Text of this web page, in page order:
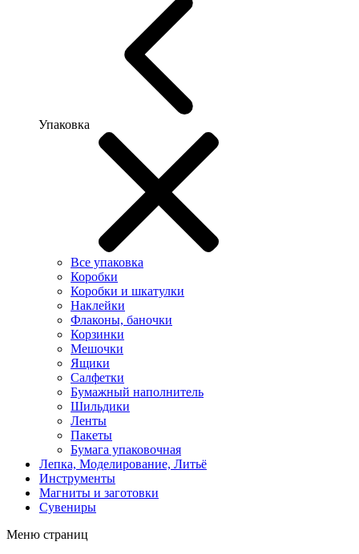
Упаковка
Все упаковка
Коробки
Коробки и шкатулки
Наклейки
Флаконы, баночки
Корзинки
Мешочки
Ящики
Салфетки
Бумажный наполнитель
Шильдики
Ленты
Пакеты
Бумага упаковочная
Лепка, Моделирование, Литьё
Инструменты
Магниты и заготовки
Сувениры
Меню страниц